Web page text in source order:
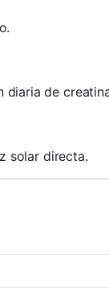
diaria de
solar directa.